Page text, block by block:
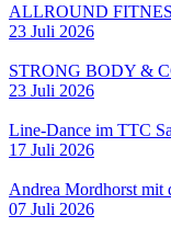
ALLROUND
23 Juli 2026
STRONG BODY &
23 Juli 2026
Line-Dance im TTC
17 Juli 2026
Andrea Mordhorst mit
07 Juli 2026